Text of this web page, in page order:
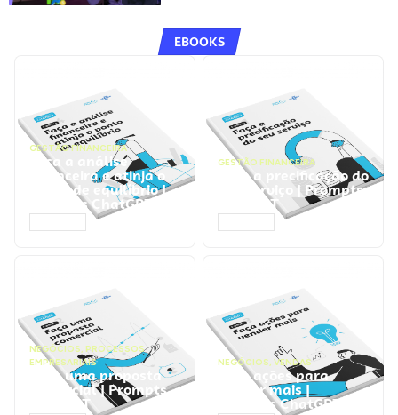
EBOOKS
GESTÃO FINANCEIRA
Faça a análise
financeira e atinja o
ponto de equilíbrio |
Prompts ChatGPT
GESTÃO FINANCEIRA
Faça a precificação do
seu serviço | Prompts
ChatGPT
NEGÓCIOS, PROCESSOS
EMPRESARIAIS
Faça uma proposta
comercial | Prompts
ChatGPT
NEGÓCIOS, VENDAS
Faça ações para
vender mais |
Prompts ChatGPT